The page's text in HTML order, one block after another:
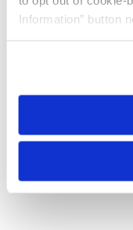
Information” button
need to be set again.